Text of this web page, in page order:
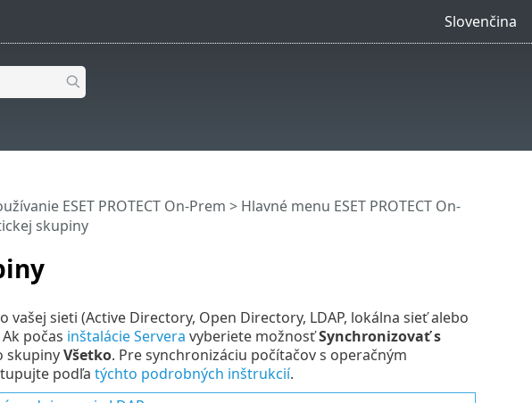
Slovenčina
ESET PROTECT On-Prem > Hlavné menu ESET PROTECT On-
skupiny
vašej sieti (Active Directory, Open Directory, LDAP, lokálna sieť alebo
počas inštalácie Servera vyberiete možnosťSynchronizovať s
skupinyVšetko. Pre synchronizáciu počítačov s operačným
podľa týchto podrobných inštrukcií.